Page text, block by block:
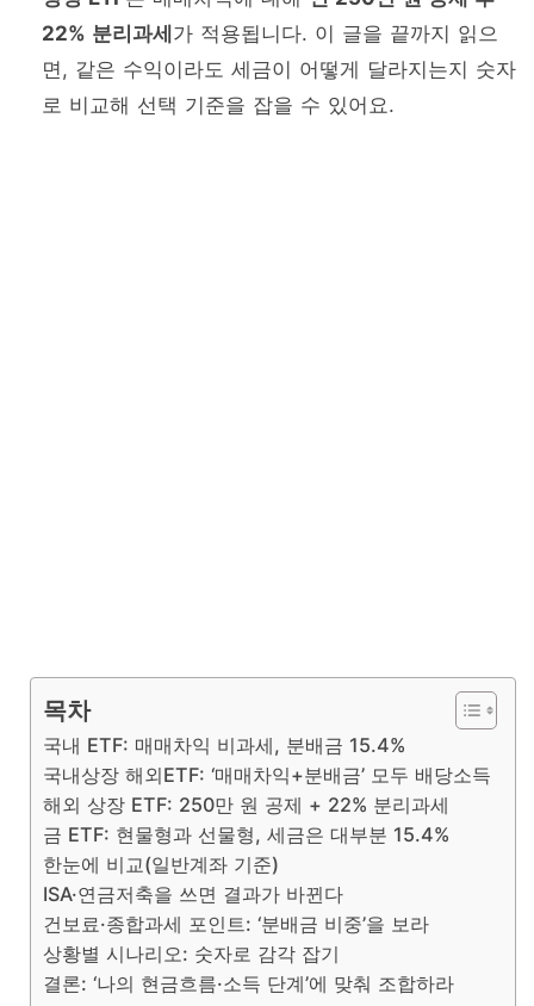
22% 분리과세가 적용됩니다. 이 글을 끝까지 읽으
면, 같은 수익이라도 세금이 어떻게 달라지는지 숫자
로 비교해 선택 기준을 잡을 수 있어요.
목차
국내 ETF: 매매차익 비과세, 분배금 15.4%
국내상장 해외ETF: ‘매매차익+분배금’ 모두 배당소득
해외 상장 ETF: 250만 원 공제 + 22% 분리과세
금 ETF: 현물형과 선물형, 세금은 대부분 15.4%
한눈에 비교(일반계좌 기준)
ISA·연금저축을 쓰면 결과가 바뀐다
건보료·종합과세 포인트: ‘분배금 비중’을 보라
상황별 시나리오: 숫자로 감각 잡기
결론: ‘나의 현금흐름·소득 단계’에 맞춰 조합하라